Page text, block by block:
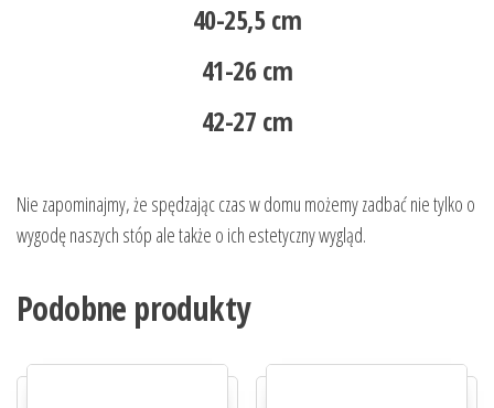
40-25,5 cm
41-26 cm
42-27 cm
Nie zapominajmy, że spędzając czas w domu możemy zadbać nie tylko o
wygodę naszych stóp ale także o ich estetyczny wygląd.
Podobne produkty